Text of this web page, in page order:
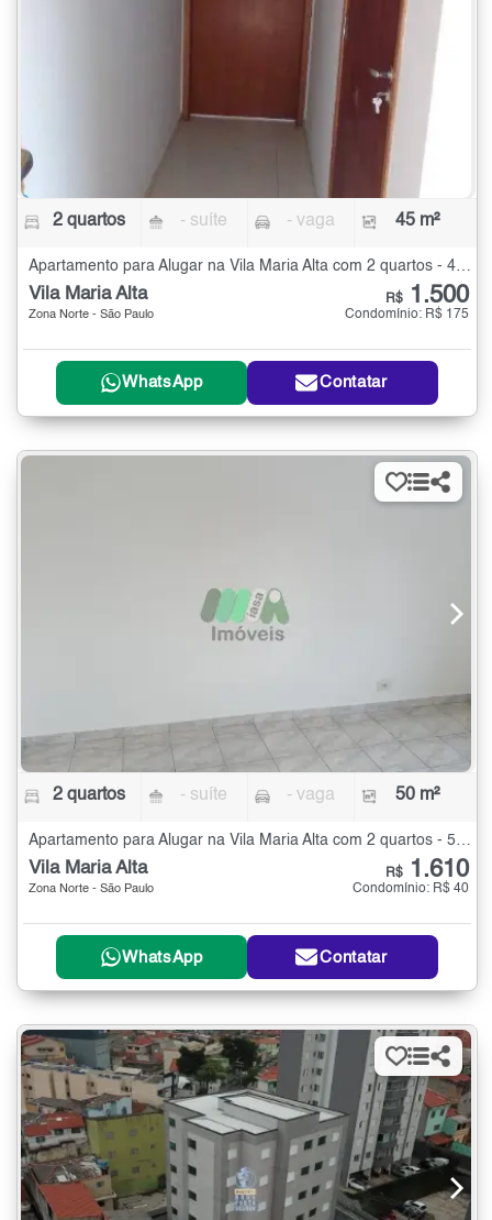
2 quartos - suíte - vaga 45 m²
Vila Maria Alta
Zona Norte - São Paulo
R$ 1.500
Condomínio: R$ 175
WhatsApp Contatar
2 quartos - suíte - vaga 50 m²
Apartamento para Alugar na Vila Maria Alta com 2 quartos - 50 m²
Vila Maria Alta
Zona Norte - São Paulo
R$ 1.610
Condomínio: R$ 40
WhatsApp Contatar